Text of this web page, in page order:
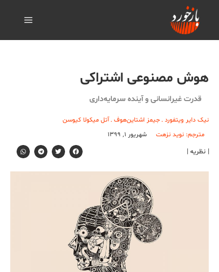
هوش مصنوعی اشتراکی
قدرت غیرانسانی و آینده سرمایه‌داری
نیک دایر ویتفورد ـ جیمز اشتاین‌هوف ـ آتل میکولا کیوسن
مترجم: نوید نزهت
شهریور ۱, ۱۳۹۹
| نظریه |